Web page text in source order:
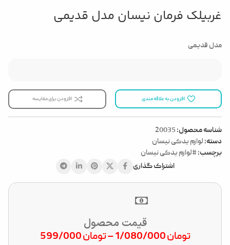
غربیلک فرمان نیسان مدل قدیمی
مدل قدیمی
افزودن به علاقه مندی افزودن برای مقایسه
شناسه محصول:20035
دسته: لوازم یدکی نیسان
برچسب:#لوازم یدکی نیسان
اشتراک گذاری
قیمت محصول
تومان –تومان